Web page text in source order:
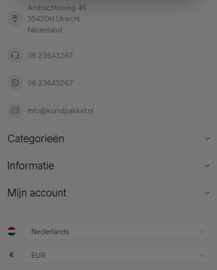
Ambachtsweg 46
3542DH Utrecht
Nederland
06 23643267
06 23643267
info@kunstpakket.nl
Categorieën
Informatie
Mijn account
€